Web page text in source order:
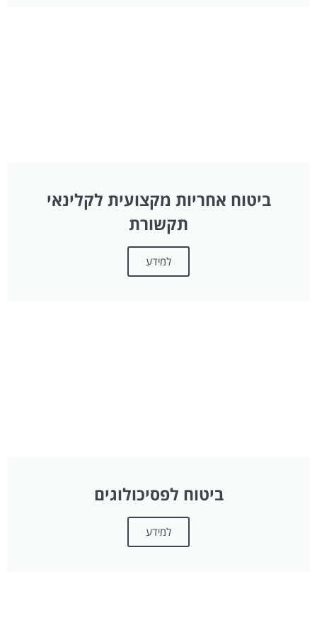
ביטוח אחריות מקצועית לקלינאי
תקשורת
למידע
ביטוח לפסיכולוגים
למידע